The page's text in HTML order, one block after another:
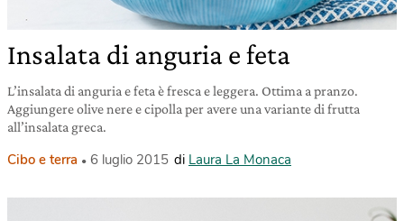
Insalata di anguria e feta
L’insalata di anguria e feta è fresca e leggera. Ottima a pranzo.
Aggiungere olive nere e cipolla per avere una variante di frutta
all’insalata greca.
Cibo e terra 6 luglio 2015 di Laura La Monaca